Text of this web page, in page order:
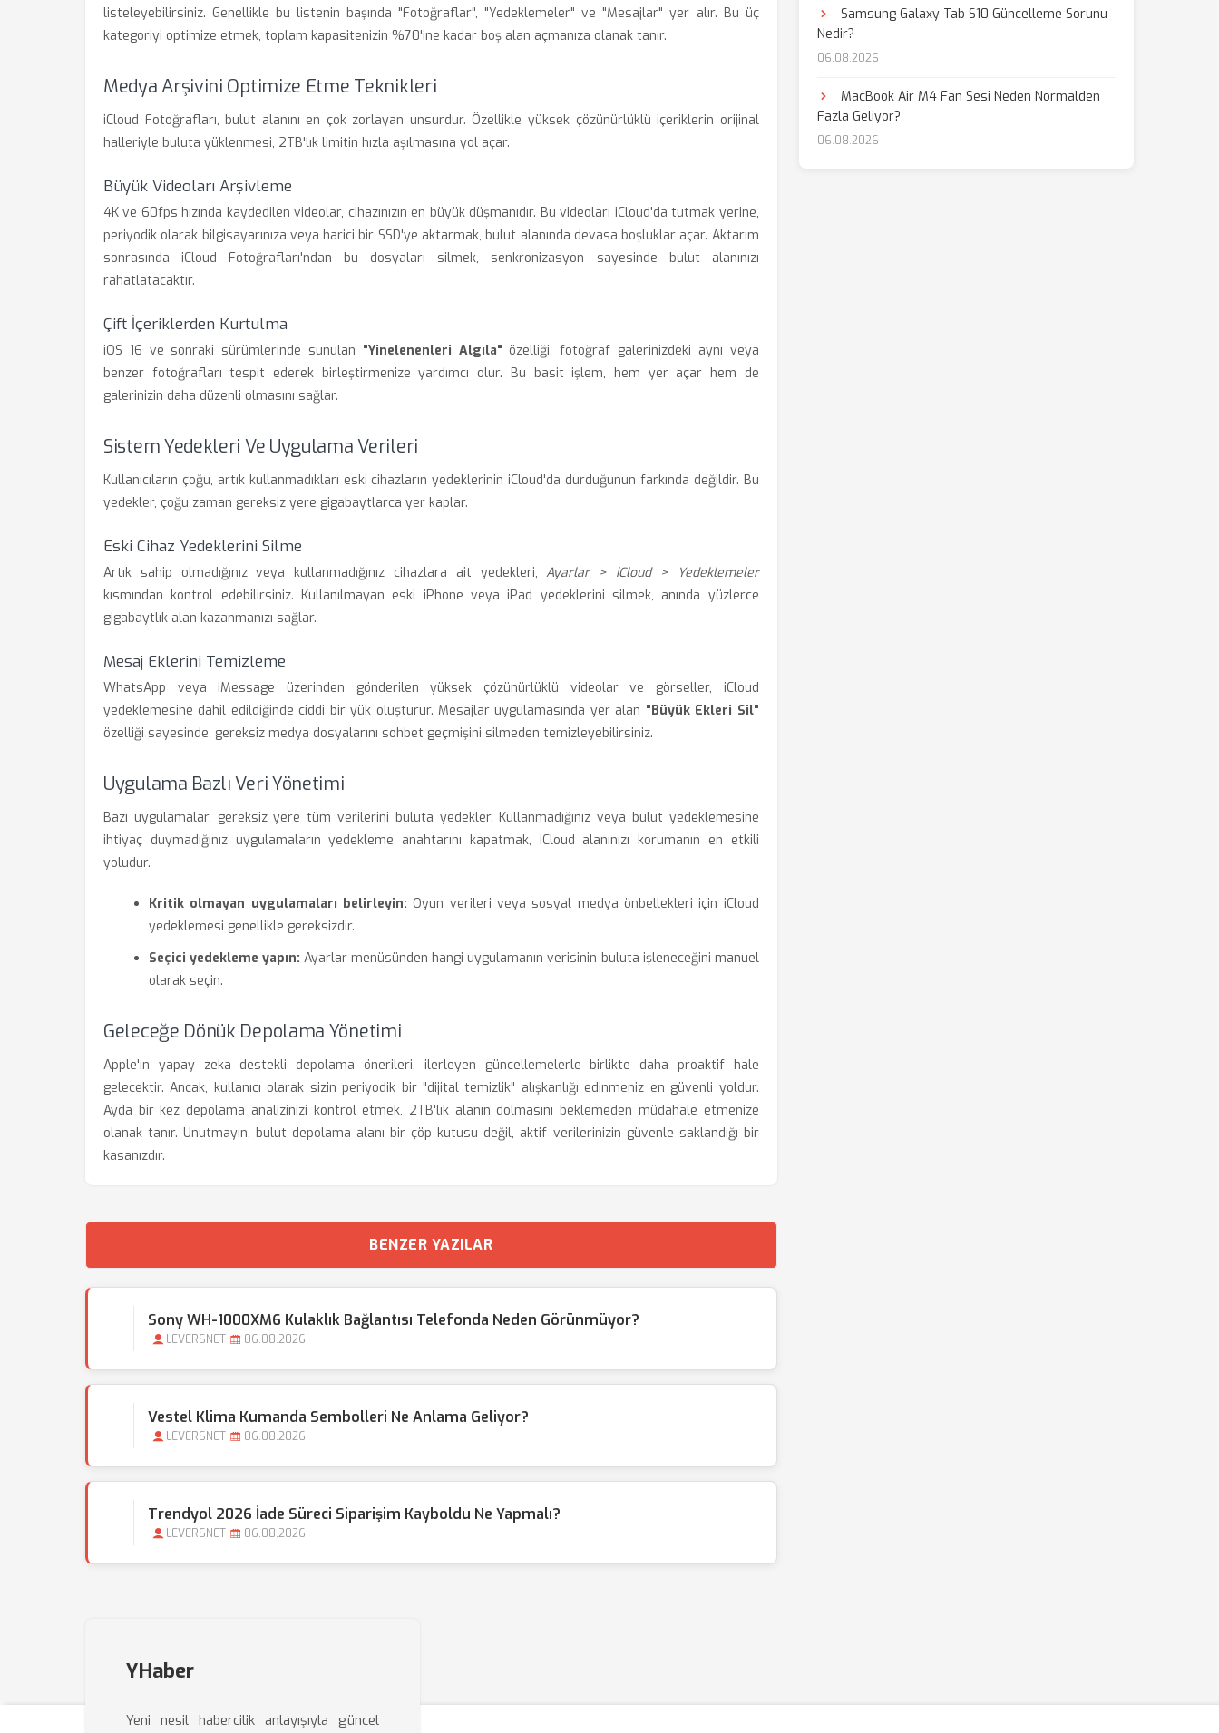
listeleyebilirsiniz. Genellikle bu listenin başında "Fotoğraflar", "Yedeklemeler" ve "Mesajlar" yer alır. Bu üç
kategoriyi optimize etmek, toplam kapasitenizin %70'ine kadar boş alan açmanıza olanak tanır.
Medya Arşivini Optimize Etme Teknikleri
iCloud Fotoğrafları, bulut alanını en çok zorlayan unsurdur. Özellikle yüksek çözünürlüklü içeriklerin orijinal
halleriyle buluta yüklenmesi, 2TB'lık limitin hızla aşılmasına yol açar.
Büyük Videoları Arşivleme
4K ve 60fps hızında kaydedilen videolar, cihazınızın en büyük düşmanıdır. Bu videoları iCloud'da tutmak yerine,
periyodik olarak bilgisayarınıza veya harici bir SSD'ye aktarmak, bulut alanında devasa boşluklar açar. Aktarım
sonrasında iCloud Fotoğrafları'ndan bu dosyaları silmek, senkronizasyon sayesinde bulut alanınızı
rahatlatacaktır.
Çift İçeriklerden Kurtulma
iOS 16 ve sonraki sürümlerinde sunulan "Yinelenenleri Algıla" özelliği, fotoğraf galerinizdeki aynı veya
benzer fotoğrafları tespit ederek birleştirmenize yardımcı olur. Bu basit işlem, hem yer açar hem de
galerinizin daha düzenli olmasını sağlar.
Sistem Yedekleri Ve Uygulama Verileri
Kullanıcıların çoğu, artık kullanmadıkları eski cihazların yedeklerinin iCloud'da durduğunun farkında değildir. Bu
yedekler, çoğu zaman gereksiz yere gigabaytlarca yer kaplar.
Eski Cihaz Yedeklerini Silme
Artık sahip olmadığınız veya kullanmadığınız cihazlara ait yedekleri,Ayarlar > iCloud > Yedeklemeler
kısmından kontrol edebilirsiniz. Kullanılmayan eski iPhone veya iPad yedeklerini silmek, anında yüzlerce
gigabaytlık alan kazanmanızı sağlar.
Mesaj Eklerini Temizleme
WhatsApp veya iMessage üzerinden gönderilen yüksek çözünürlüklü videolar ve görseller, iCloud
yedeklemesine dahil edildiğinde ciddi bir yük oluşturur. Mesajlar uygulamasında yer alan "Büyük Ekleri Sil"
özelliği sayesinde, gereksiz medya dosyalarını sohbet geçmişini silmeden temizleyebilirsiniz.
Uygulama Bazlı Veri Yönetimi
Bazı uygulamalar, gereksiz yere tüm verilerini buluta yedekler. Kullanmadığınız veya bulut yedeklemesine
ihtiyaç duymadığınız uygulamaların yedekleme anahtarını kapatmak, iCloud alanınızı korumanın en etkili
yoludur.
Kritik olmayan uygulamaları belirleyin: Oyun verileri veya sosyal medya önbellekleri için iCloud
yedeklemesi genellikle gereksizdir.
Seçici yedekleme yapın: Ayarlar menüsünden hangi uygulamanın verisinin buluta işleneceğini manuel
olarak seçin.
Geleceğe Dönük Depolama Yönetimi
Apple'ın yapay zeka destekli depolama önerileri, ilerleyen güncellemelerle birlikte daha proaktif hale
gelecektir. Ancak, kullanıcı olarak sizin periyodik bir "dijital temizlik" alışkanlığı edinmeniz en güvenli yoldur.
Ayda bir kez depolama analizinizi kontrol etmek, 2TB'lık alanın dolmasını beklemeden müdahale etmenize
olanak tanır. Unutmayın, bulut depolama alanı bir çöp kutusu değil, aktif verilerinizin güvenle saklandığı bir
kasanızdır.
BENZER YAZILAR
Sony WH-1000XM6 Kulaklık Bağlantısı Telefonda Neden Görünmüyor?
LEVERSNET 06.08.2026
Vestel Klima Kumanda Sembolleri Ne Anlama Geliyor?
LEVERSNET 06.08.2026
Trendyol 2026 İade Süreci Siparişim Kayboldu Ne Yapmalı?
LEVERSNET 06.08.2026
Samsung Galaxy Tab S10 Güncelleme Sorunu
Nedir?
06.08.2026
MacBook Air M4 Fan Sesi Neden Normalden
Fazla Geliyor?
06.08.2026
YHaber
Yeni nesil habercilik anlayışıyla güncel